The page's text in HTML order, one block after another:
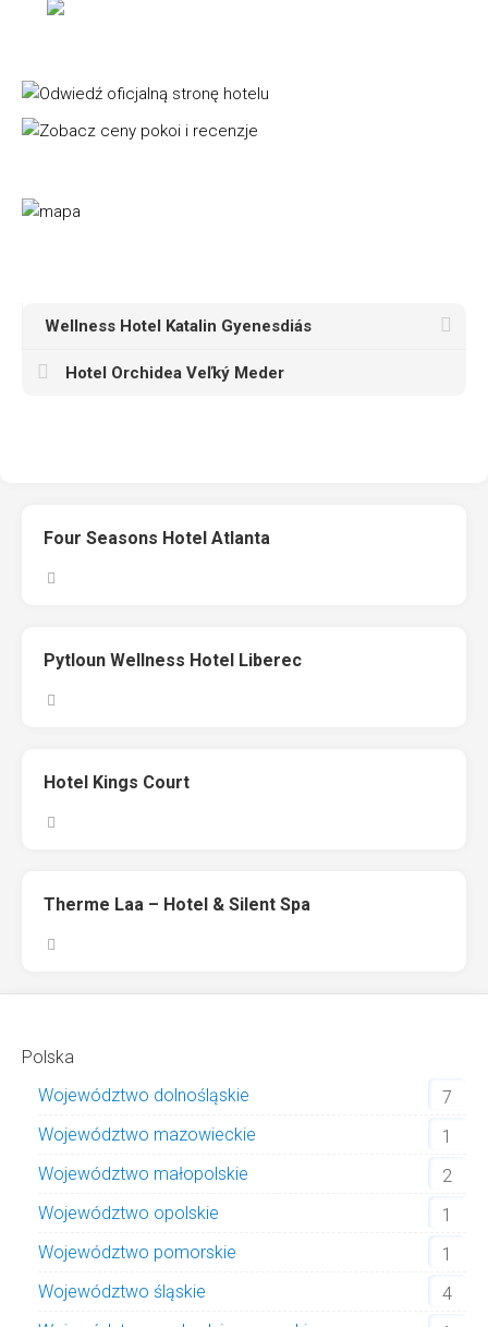
Wellness Hotel Katalin Gyenesdiás
Hotel Orchidea Veľký Meder
Four Seasons Hotel Atlanta
Pytloun Wellness Hotel Liberec
Hotel Kings Court
Therme Laa – Hotel & Silent Spa
Polska
Województwo dolnośląskie
7
Województwo mazowieckie
1
Województwo małopolskie
2
Województwo opolskie
1
Województwo pomorskie
1
Województwo śląskie
4